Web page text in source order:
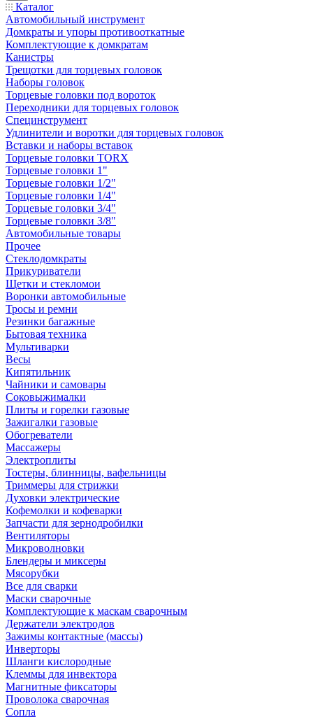
Каталог
Автомобильный инструмент
Домкраты и упоры противооткатные
Комплектующие к домкратам
Канистры
Трещотки для торцевых головок
Наборы головок
Торцевые головки под вороток
Переходники для торцевых головок
Специнструмент
Удлинители и воротки для торцевых головок
Вставки и наборы вставок
Торцевые головки TORX
Торцевые головки 1"
Торцевые головки 1/2"
Торцевые головки 1/4"
Торцевые головки 3/4"
Торцевые головки 3/8"
Автомобильные товары
Прочее
Стеклодомкраты
Прикуриватели
Щетки и стекломои
Воронки автомобильные
Тросы и ремни
Резинки багажные
Бытовая техника
Мультиварки
Весы
Кипятильник
Чайники и самовары
Соковыжималки
Плиты и горелки газовые
Зажигалки газовые
Обогреватели
Массажеры
Электроплиты
Тостеры, блинницы, вафельницы
Триммеры для стрижки
Духовки электрические
Кофемолки и кофеварки
Запчасти для зернодробилки
Вентиляторы
Микроволновки
Блендеры и миксеры
Мясорубки
Все для сварки
Маски сварочные
Комплектующие к маскам сварочным
Держатели электродов
Зажимы контактные (массы)
Инверторы
Шланги кислородные
Клеммы для инвектора
Магнитные фиксаторы
Проволока сварочная
Сопла